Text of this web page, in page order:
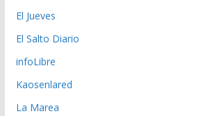
El Jueves
El Salto Diario
infoLibre
Kaosenlared
La Marea